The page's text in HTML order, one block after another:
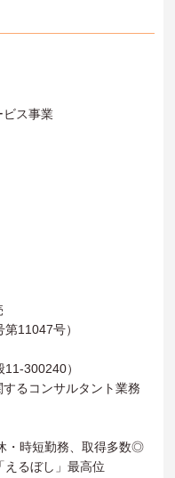
ビス事業
11047号）
300240）
るコンサルタント業務
・時短勤務、取得多数◎
るぼし」最高位